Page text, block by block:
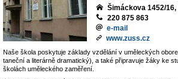
Šimáckova 1452/16,
220 875 863
e-mail
www.zuss.cz
Naše škola poskytuje základy vzdělání v uměleckých
taneční a literárně dramatický), a také připravuje žáky ke
školách uměleckého zaměření.